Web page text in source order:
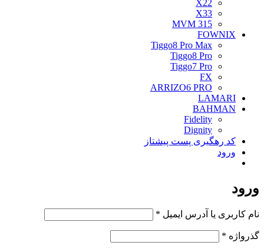
X22
X33
MVM 315
FOWNIX
Tiggo8 Pro Max
Tiggo8 Pro
Tiggo7 Pro
FX
ARRIZO6 PRO
LAMARI
BAHMAN
Fidelity
Dignity
کد رهگیری پست پیشتاز
ورود
ورود
نام کاربری یا آدرس ایمیل *
گذرواژه *